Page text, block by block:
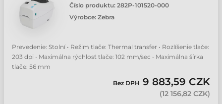
Číslo produktu: 282P-101520-000
Výrobce: Zebra
Prevedenie: Stolní • Režim tlače: Thermal transfer • Rozlíšenie tlače:
203 dpi • Maximálna rýchlosť tlače: 102 mm/sec • Maximálna šírka
tlače: 56 mm
Bez DPH 9 883,59 CZK
(12 156,82 CZK)